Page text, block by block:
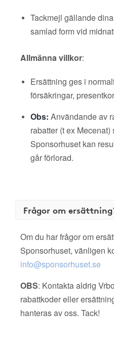
Tackmejl gällande
samlad form vid
Allmänna villkor:
Ersättning ges i
försäkringar,
Obs: Användande av
rabatter (t ex
Sponsorhuset kan
går förlorad.
Frågor om
Om du har frågor om
Sponsorhuset, vänligen
info@sponsorhuset.se
OBS: Kontakta aldrig
rabattkoder eller
hanteras av oss. Tack!